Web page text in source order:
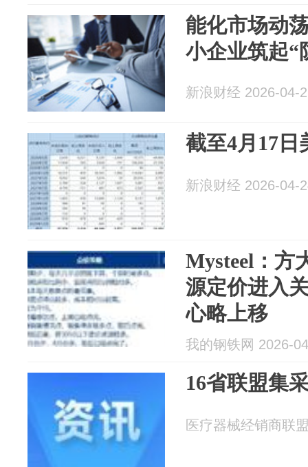
能化市场动
小企业筑起“
新浪财经 2026-04-
截至4月17
新浪财经 2026-04-
Mysteel：方
源定价进入
心略上移
我的钢铁网 2026-
16省联盟集
医疗器械经销商联